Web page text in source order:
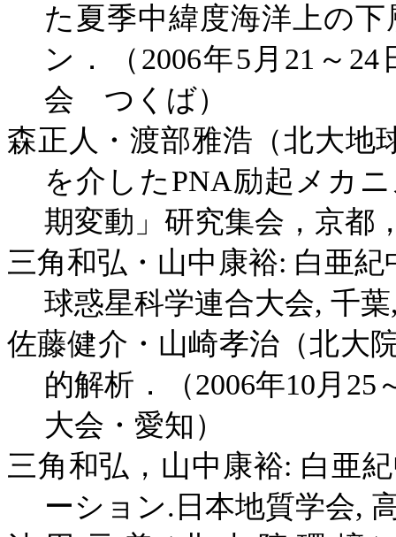
た夏季中緯度海洋上の
ン．（ 2006年5 月 21 ～ 24
会 つくば）
森正人・渡部雅浩（北大地
を介したPNA励起メカ
期変動」研究集会，京都
三角和弘・山中康裕: 白亜紀
球惑星科学連合大会, 千葉
佐藤健介・山崎孝治（北大
的解析．（2006年10月 25
大会・愛知）
三角和弘，山中康裕: 白亜
ーション. 日本地質学会,